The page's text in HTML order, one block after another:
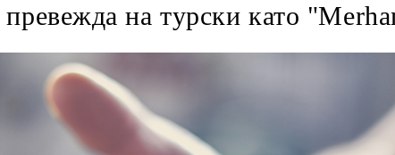
на турски като